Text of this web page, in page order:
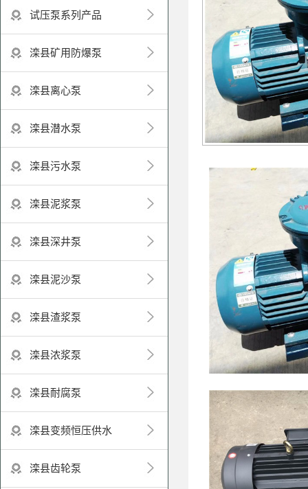
试压泵系列产品
滦县矿用防爆泵
滦县离心泵
滦县潜水泵
滦县污水泵
滦县泥浆泵
滦县深井泵
滦县泥沙泵
滦县渣浆泵
滦县浓浆泵
滦县耐腐泵
滦县变频恒压供水
滦县齿轮泵